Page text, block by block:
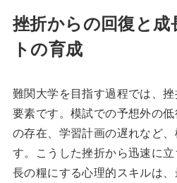
挫折からの回復と成
トの育成
難関大学を目指す過程では、
要素です。模試での予想外の
の存在、学習計画の遅れなど
す。こうした挫折から迅速に
長の糧にする心理的スキルは